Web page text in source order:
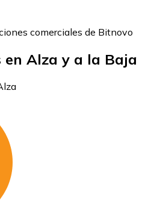
comerciales de Bitnovo
Alza y a la Baja